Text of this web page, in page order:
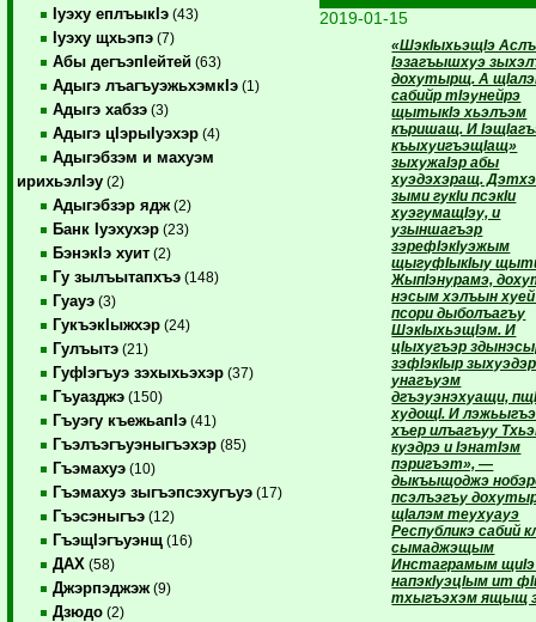
Iуэху еплъыкIэ (43)
Iуэху щхьэпэ (7)
Абы дегъэпIейтей (63)
Адыгэ лъагъуэжьхэмкIэ (1)
Адыгэ хабзэ (3)
Адыгэ цIэрыIуэхэр (4)
Адыгэбзэм и махуэм
ирихьэлIэу (2)
Адыгэбзэр ядж (2)
Банк Iуэхухэр (23)
БэнэкIэ хуит (2)
Гу зылъытапхъэ (148)
Гуауэ (3)
ГукъэкIыжхэр (24)
Гулъытэ (21)
ГуфIэгъуэ зэхыхьэхэр (37)
Гъуазджэ (150)
Гъуэгу къежьапIэ (41)
Гъэлъэгъуэныгъэхэр (85)
Гъэмахуэ (10)
Гъэмахуэ зыгъэпсэхугъуэ (17)
Гъэсэныгъэ (12)
ГъэщIэгъуэнщ (16)
ДАХ (58)
Джэрпэджэж (9)
Дзюдо (2)
2019-01-15
«ШэкIыхьэщIэ
Iэзагъышхуэ
дохутырщ. А
сабийр тIэунейрэ
щытыкIэ хьэлъэм
къришащ. И
къыхуигъэщIащ»
зыхужаIэр абы
хуэдэхэращ.
зыми гукIи псэкIи
хуэгумащIэу, и
узыншагъэр
зэрефIэкIуэжым
щыгуфIыкIыу
ЖыпIэнурамэ,
нэсым хэлъын хуей
псори дыболъагъу
ШэкIыхьэщIэм. И
цIыхугъэр
зэфIэкIыр
унагъуэм
дгъэуэнэхуащи,
худощI. И
хъер илъагъуу
куэдрэ и IэнатIэм
пэригъэт», —
дыкъыщоджэ
псэлъэгъу
щIалэм теухуауэ
Республикэ сабий
сымаджэщым
Инстаграмым щиIэ
напэкIуэцIым ит
тхыгъэхэм ящыщ